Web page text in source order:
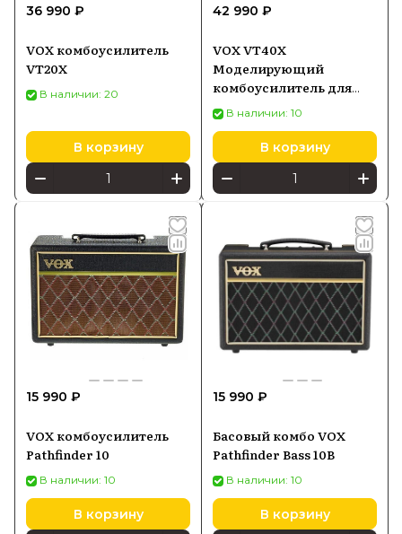
36 990 ₽
VOX комбоусилитель
VT20X
В наличии: 20
В корзину
42 990 ₽
VOX VT40X
Моделирующий
комбоусилитель для
электрогитары, 40 Вт,
1x10', ламповый преамп
В наличии: 10
В корзину
15 990 ₽
VOX комбоусилитель
Pathfinder 10
В наличии: 10
В корзину
15 990 ₽
Басовый комбо VOX
Pathfinder Bass 10B
В наличии: 10
В корзину